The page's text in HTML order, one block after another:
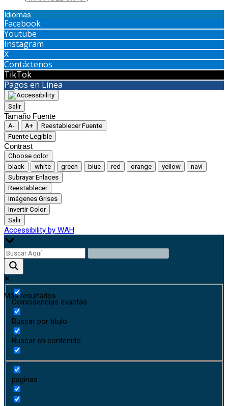
Idiomas
Facebook
Youtube
Instagram
X
Contáctenos
TikTok
Pagos en Línea
Salir
Tamaño Fuente
A- A+
Reestablecer Fuente
Fuente Legible
Contrast
Choose color
black
white green blue red orange yellow
navi
Subrayar Enlaces
Reestablecer
Imágenes Grises
Invertir Color
Salir
Accessibility by WAH
Más resultados
Coincidencias exactas
Buscar por título
Buscar en contenido
paginas